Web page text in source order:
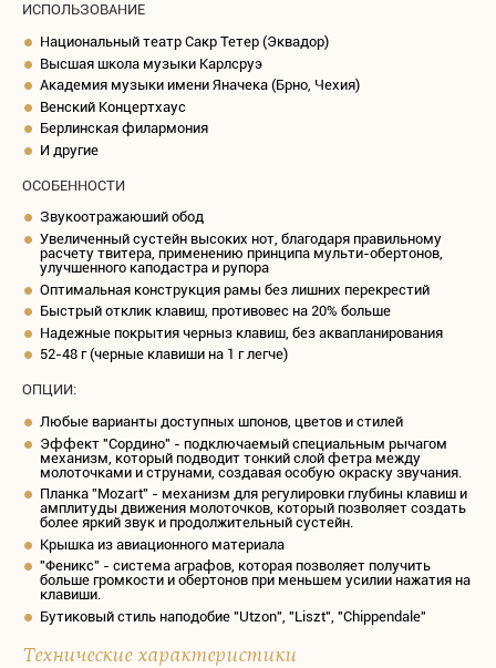
ИСПОЛЬЗОВАНИЕ
Национальный театр Сакр Тетер (Эквадор)
Высшая школа музыки Карлсруэ
Академия музыки имени Яначека (Брно, Чехия)
Венский Концертхаус
Берлинская филармония
И другие
ОСОБЕННОСТИ
Звукоотражаюший обод
Увеличенный сустейн высоких нот, благодаря правильному
расчету твитера, применению принципа мульти-обертонов,
улучшенного каподастра и рупора
Оптимальная конструкция рамы без лишних перекрестий
Быстрый отклик клавиш, противовес на 20% больше
Надежные покрытия черныз клавиш, без аквапланирования
52-48 г (черные клавиши на 1 г легче)
ОПЦИИ:
Любые варианты доступных шпонов, цветов и стилей
Эффект "Сордино" - подключаемый специальным рычагом
механизм, который подводит тонкий слой фетра между
молоточками и струнами, создавая особую окраску звучания.
Планка "Mozart" - механизм для регулировки глубины клавиш и
амплитуды движения молоточков, который позволяет создать
более яркий звук и продолжительный сустейн.
Крышка из авиационного материала
"Феникс" - система аграфов, которая позволяет получить
больше громкости и обертонов при меньшем усилии нажатия на
клавиши.
Бутиковый стиль наподобие "Utzon", "Liszt", "Chippendale"
Технические характеристики